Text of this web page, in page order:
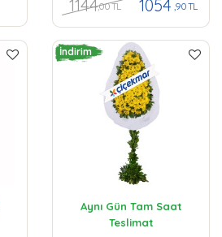
1144,00 TL 1054 ,90 TL
İndirim
Aynı Gün Tam Saat
Teslimat